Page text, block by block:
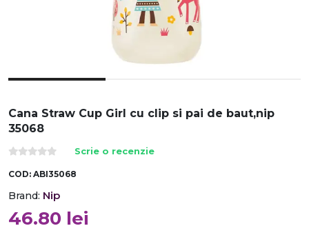
Cana Straw Cup Girl cu clip si pai de baut,nip
35068
Scrie o recenzie
COD: ABI35068
Brand: Nip
46.80 lei